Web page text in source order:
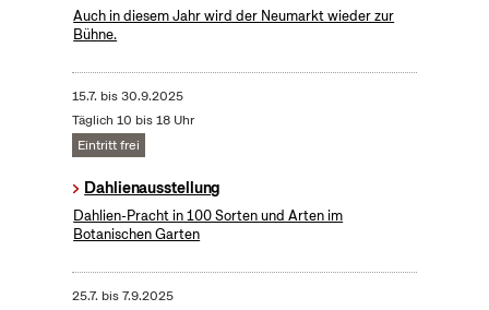
Auch in diesem Jahr wird der Neumarkt wieder zur
Bühne.
15.7. bis30.9.2025
Täglich 10 bis 18 Uhr
Eintritt frei
Dahlienausstellung
Dahlien-Pracht in 100 Sorten und Arten im
Botanischen Garten
25.7. bis7.9.2025